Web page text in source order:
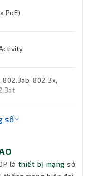
PoE)
802.3ab, 802.3x,
số
là thiết bị mạng sở